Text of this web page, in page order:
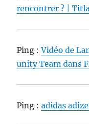
rencontrer ? |
Ping :Vidéo de
unity Team dans
Ping :adidas